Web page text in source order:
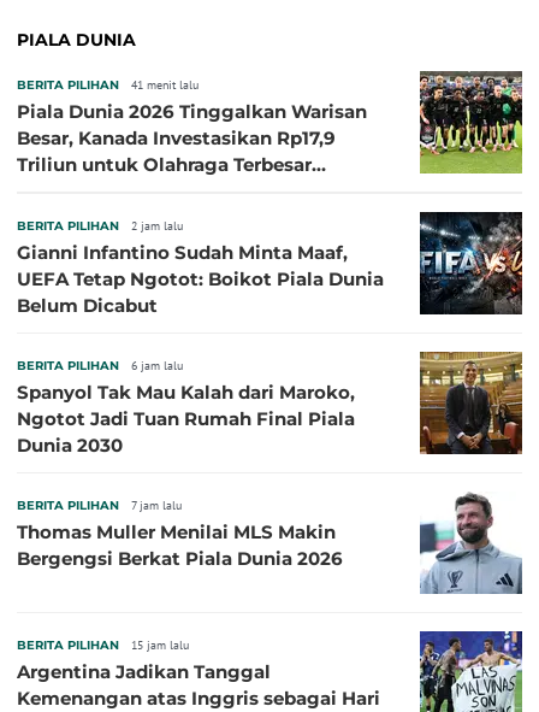
PIALA DUNIA
BERITA PILIHAN 41 menit lalu
Piala Dunia 2026 Tinggalkan Warisan
Besar, Kanada Investasikan Rp17,9
Triliun untuk Olahraga Terbesar
BERITA PILIHAN 2 jam lalu
Gianni Infantino Sudah Minta Maaf,
UEFA Tetap Ngotot: Boikot Piala Dunia
Belum Dicabut
BERITA PILIHAN 6 jam lalu
Spanyol Tak Mau Kalah dari Maroko,
Ngotot Jadi Tuan Rumah Final Piala
Dunia 2030
BERITA PILIHAN 7 jam lalu
Thomas Muller Menilai MLS Makin
Bergengsi Berkat Piala Dunia 2026
BERITA PILIHAN 15 jam lalu
Argentina Jadikan Tanggal
Kemenangan atas Inggris sebagai Hari